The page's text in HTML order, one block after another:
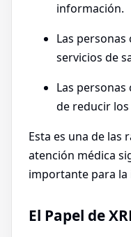
información.
Las
servicios de
Las
de reducir
Esta es una de las
atención médica
importante para la
El Papel de